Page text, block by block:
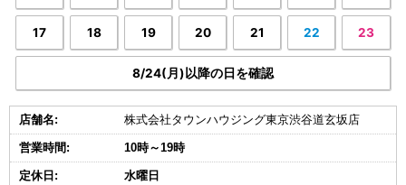
17 18 19 20 21 22 23
8/24(月)以降の日を確認
店舗名: 株式会社タウンハウジング東京渋谷道玄坂店
営業時間: 10時～19時
定休日: 水曜日